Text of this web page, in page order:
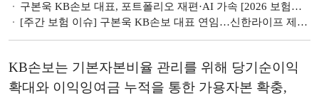
구본욱 KB손보 대표, 포트폴리오 재편·AI 가속 [2026 보험사 경영전략]
[주간 보험 이슈] 구본욱 KB손보 대표 연임…신한라이프 제외 금융지주계 보험사 CEO 인선 '안정' 방점 外
KB손보는 기본자본비율 관리를 위해 당기순이익
확대와 이익잉여금 누적을 통한 가용자본 확충,